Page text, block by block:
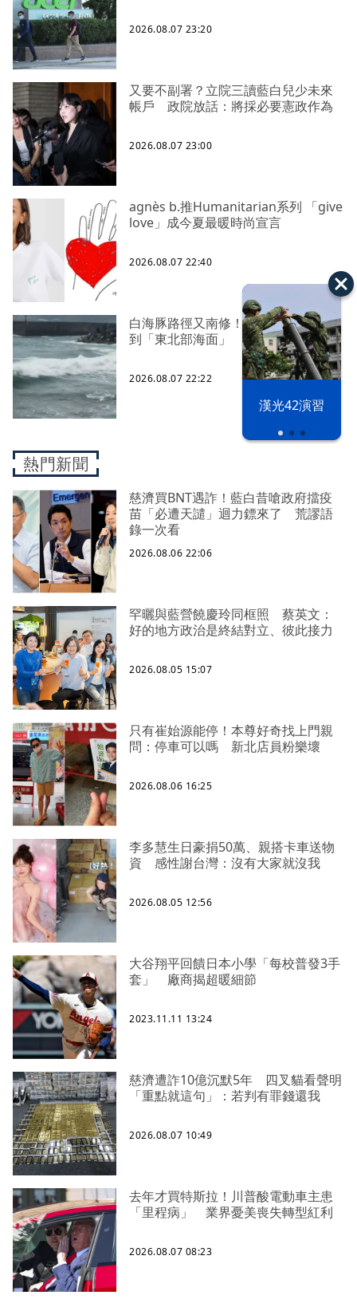
漢光42演習
2026.08.07 23:20
又要不副署？立院三讀藍白兒少未來
帳戶 政院放話：將採必要憲政作為
2026.08.07 23:00
agnès b.推Humanitarian系列 「give
love」成今夏最暖時尚宣言
2026.08.07 22:40
白海豚路徑又南修！ 海警範圍擴增
到「東北部海面」
2026.08.07 22:22
熱門新聞
慈濟買BNT遇詐！藍白昔嗆政府擋疫
苗「必遭天譴」迴力鏢來了 荒謬語
錄一次看
2026.08.06 22:06
罕曬與藍營饒慶玲同框照 蔡英文：
好的地方政治是終結對立、彼此接力
2026.08.05 15:07
只有崔始源能停！本尊好奇找上門親
問：停車可以嗎 新北店員粉樂壞
2026.08.06 16:25
李多慧生日豪捐50萬、親搭卡車送物
資 感性謝台灣：沒有大家就沒我
2026.08.05 12:56
大谷翔平回饋日本小學「每校普發3手
套」 廠商揭超暖細節
2023.11.11 13:24
慈濟遭詐10億沉默5年 四叉貓看聲明
「重點就這句」：若判有罪錢還我
2026.08.07 10:49
去年才買特斯拉！川普酸電動車主患
「里程病」 業界憂美喪失轉型紅利
2026.08.07 08:23